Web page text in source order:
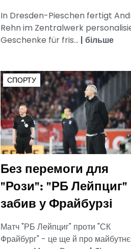
In Dresden-Pieschen fertigt
Rehn im Zentralwerk
Geschenke für fris... | більше
СПОРТУ
Без перемоги для
"Рози": "РБ Лейпциг"
забив у Фрайбурзі
Матч "РБ Лейпциг" проти "СК
Фрайбург" - це ще й про майбутнє